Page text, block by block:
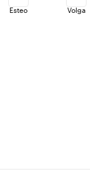
Франшизы
Esteo Volga